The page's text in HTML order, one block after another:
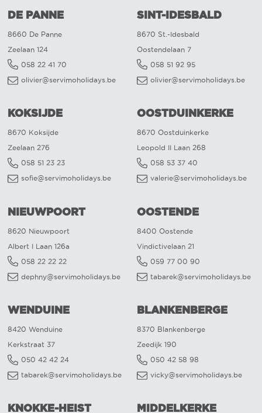
DE PANNE
8660 De Panne
Zeelaan 124
058 22 41 70
olivier@servimoholidays.be
SINT-IDESBALD
8670 St.-Idesbald
Oostendelaan 7
058 51 92 95
olivier@servimoholidays.be
KOKSIJDE
8670 Koksijde
Zeelaan 276
058 51 23 23
sofie@servimoholidays.be
OOSTDUINKERKE
8670 Oostduinkerke
Leopold II Laan 268
058 53 37 40
valerie@servimoholidays.be
NIEUWPOORT
8620 Nieuwpoort
Albert I Laan 126a
058 22 22 22
dephny@servimoholidays.be
OOSTENDE
8400 Oostende
Vindictivelaan 21
059 77 00 90
tabarek@servimoholidays.be
WENDUINE
8420 Wenduine
Kerkstraat 37
050 42 42 24
tabarek@servimoholidays.be
BLANKENBERGE
8370 Blankenberge
Zeedijk 190
050 42 58 98
vicky@servimoholidays.be
KNOKKE-HEIST MIDDELKERKE